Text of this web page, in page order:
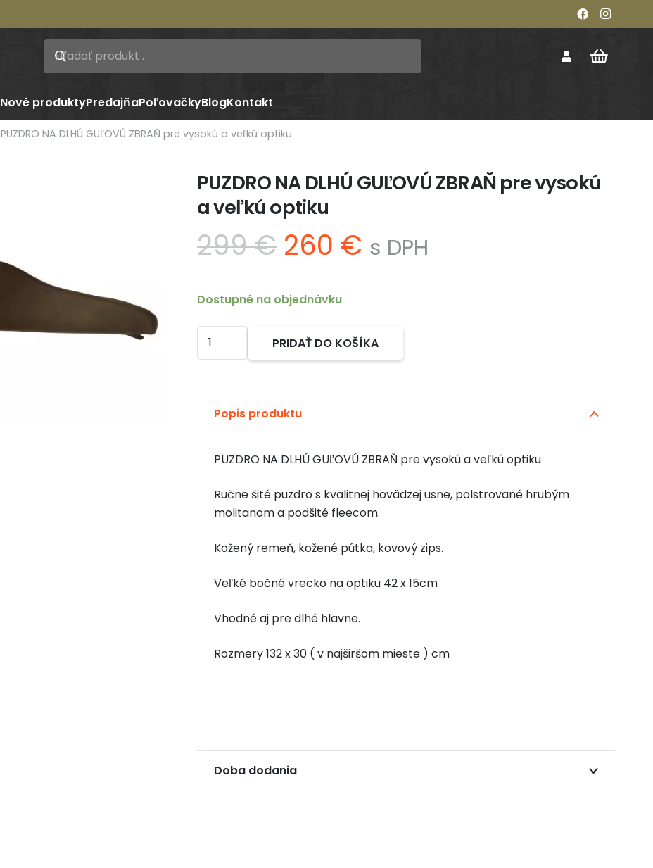
Nové produktyPredajňaPoľovačkyBlogKontakt
PUZDRO NA DLHÚ GUĽOVÚ ZBRAŇ pre vysokú a veľkú optiku
PUZDRO NA DLHÚ GUĽOVÚ ZBRAŇ pre vysokú
a veľkú optiku
299€ Pôvodná
cena
299 €.
260 € Aktuálna
cena
s DPH
Dostupné na objednávku
množstvo
GUĽOVÚ
ZBRAŇ
vysokú
veľkú
optiku
PRIDAŤ DO KOŠÍKA
Alternative:
Popis produktu
PUZDRO NA DLHÚ GUĽOVÚ ZBRAŇ pre vysokú a veľkú optiku
Ručne šité puzdro s kvalitnej hovädzej usne, polstrované hrubým
molitanom a podšité fleecom.
Kožený remeň, kožené pútka, kovový zips.
Veľké bočné vrecko na optiku 42 x 15cm
Vhodné aj pre dlhé hlavne.
Rozmery 132 x 30 ( v najširšom mieste ) cm
Doba dodania